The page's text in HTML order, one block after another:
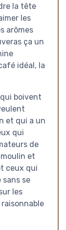
la tête
les
arômes
ça un
idéal, la
boivent
et qui a un
qui
de
et
ceux qui
sans se
les